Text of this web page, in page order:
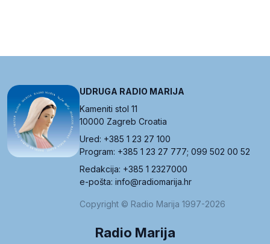
UDRUGA RADIO MARIJA
Kameniti stol 11
10000 Zagreb Croatia
Ured: +385 1 23 27 100
Program: +385 1 23 27 777; 099 502 00 52
Redakcija: +385 1 2327000
e-pošta: info@radiomarija.hr
Copyright © Radio Marija 1997-2026
Radio Marija